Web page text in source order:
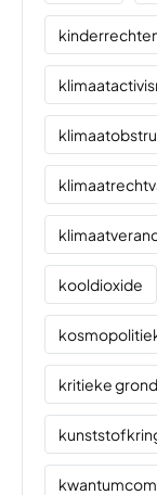
kooldioxide
kritieke